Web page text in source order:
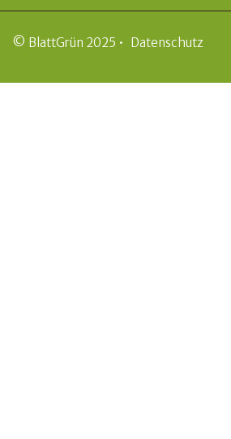
© BlattGrün 2025 • Datenschutz